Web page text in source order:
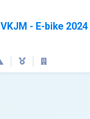
VKJM - E-bike